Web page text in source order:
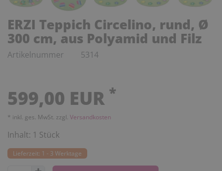
ERZI Teppich Circelino, rund, Ø
300 cm, aus Polyamid und Filz
Artikelnummer 5314
599,00 EUR *
* inkl. ges. MwSt. zzgl. Versandkosten
Inhalt: 1 Stück
Lieferzeit: 1 - 3 Werktage